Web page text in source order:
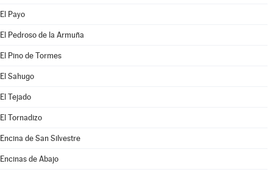
El Payo
El Pedroso de la Armuña
El Pino de Tormes
El Sahugo
El Tejado
El Tornadizo
Encina de San Silvestre
Encinas de Abajo